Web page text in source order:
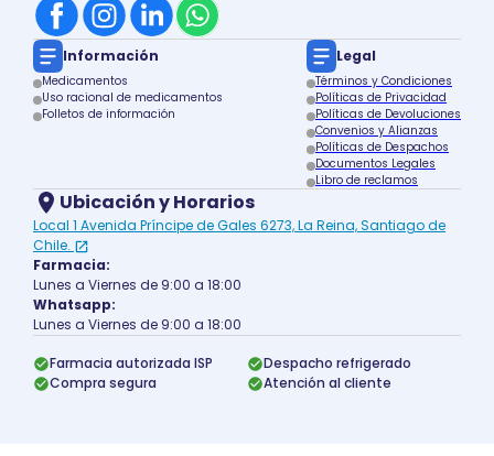
Información
Medicamentos
Uso racional de medicamentos
Folletos de información
Legal
Términos y Condiciones
Políticas de Privacidad
Políticas de Devoluciones
Convenios y Alianzas
Políticas de Despachos
Documentos Legales
Libro de reclamos
Ubicación y Horarios
Local 1 Avenida Príncipe de Gales 6273, La Reina, Santiago de
Chile.
Farmacia:
Lunes a Viernes de 9:00 a 18:00
Whatsapp:
Lunes a Viernes de 9:00 a 18:00
Farmacia autorizada ISP
Despacho refrigerado
Compra segura
Atención al cliente